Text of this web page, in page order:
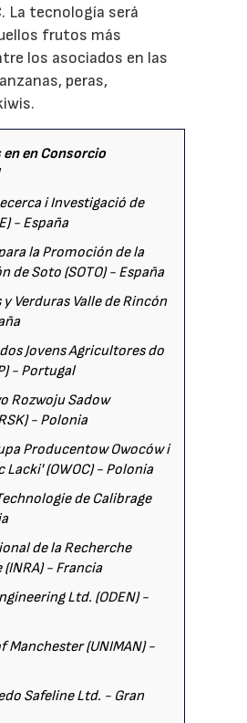
La tecnología será
frutos más
los asociados en las
peras,
en Consorcio
i Investigació de
- España
la Promoción de la
de Soto (SOTO) - España
y Verduras Valle de Rincón
Jovens Agricultores do
- Portugal
Rozwoju Sadow
- Polonia
Producentow Owoców i
Lacki' (OWOC) - Polonia
de Calibrage
de la Recherche
- Francia
Ltd. (ODEN) -
Manchester (UNIMAN) -
Safeline Ltd. - Gran